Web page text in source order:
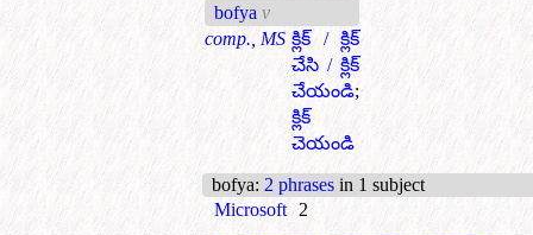
bofya v
comp., MS క్లిక్ / క్లిక్
చేసి / క్లిక్
చేయండి;
క్లిక్
చెయండి
bofya: 2 phrases in 1 subject
Microsoft 2